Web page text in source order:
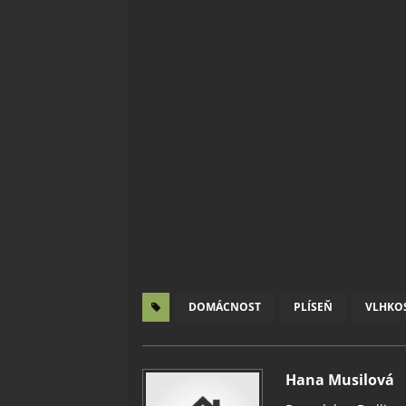
DOMÁCNOST PLÍSEŇ
Hana Musilová